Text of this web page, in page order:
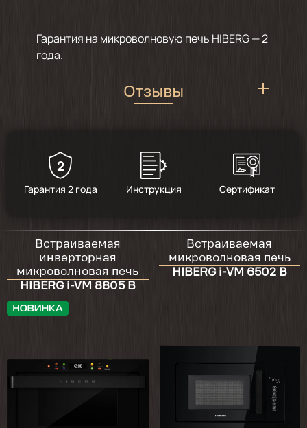
Гарантия на микроволновую печь HIBERG — 2
года.
Отзывы
Товар пришел целым, коробка чуть
повреждена, но урона микроволновка не
получила. Открывается дверца легко.
Циферблат белый. Пока не установили, как
работает тоже сказать пока не могу.
Полностью стеклянная передняя панель
требует бережной транспортировки. К
сожалению был ударен угол, да так сильно,
что раскололся упаковочный пенопласт.
Естественно и стекло не выдержало удара.
2
Гарантия 2 года Инструкция Сертификат
Встраиваемая
инверторная
микроволновая печь
HIBERG i-VM 8805 B
Встраиваемая
микроволновая печь
HIBERG i-VM 6502 B